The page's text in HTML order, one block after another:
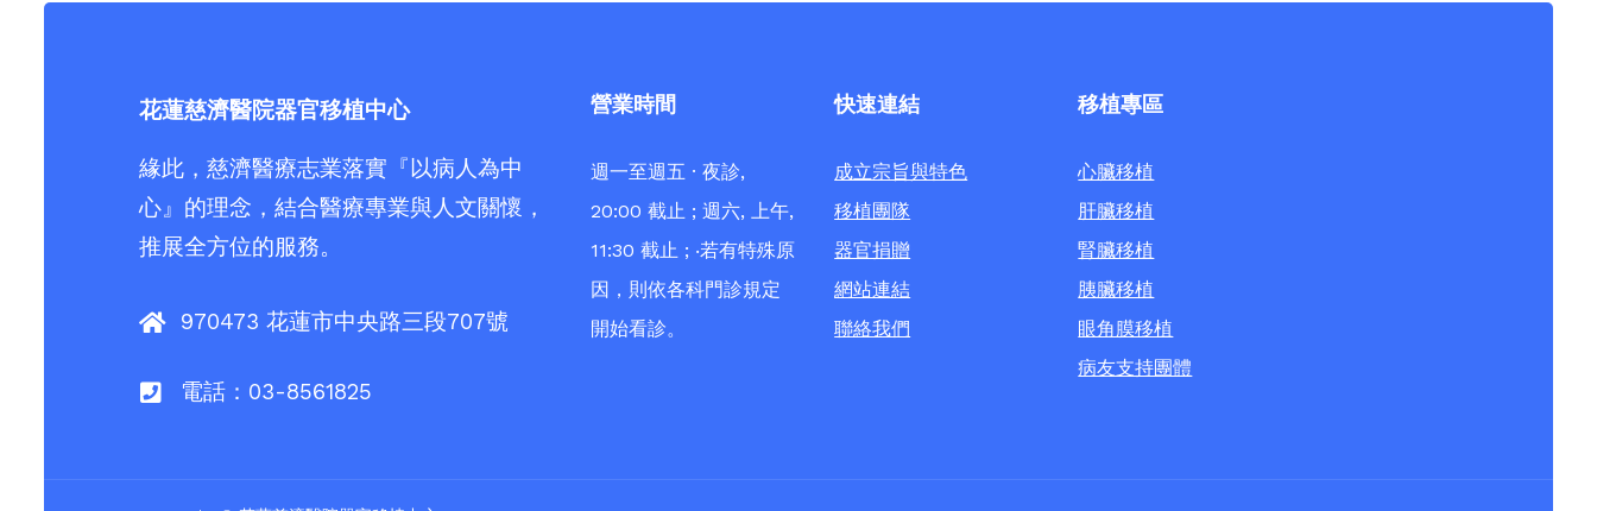
花蓮慈濟醫院器官移植中心
緣此，慈濟醫療志業落實『以病人為中
心』的理念，結合醫療專業與人文關懷，
推展全方位的服務。
970473 花蓮市中央路三段707號
電話：03-8561825
營業時間
週一至週五 · 夜診,
20:00 截止 ; 週六, 上午,
11:30 截止 ; ‧若有特殊原
因，則依各科門診規定
開始看診。
快速連結
成立宗旨與特色
移植團隊
器官捐贈
網站連結
聯絡我們
移植專區
心臟移植
肝臟移植
腎臟移植
胰臟移植
眼角膜移植
病友支持團體